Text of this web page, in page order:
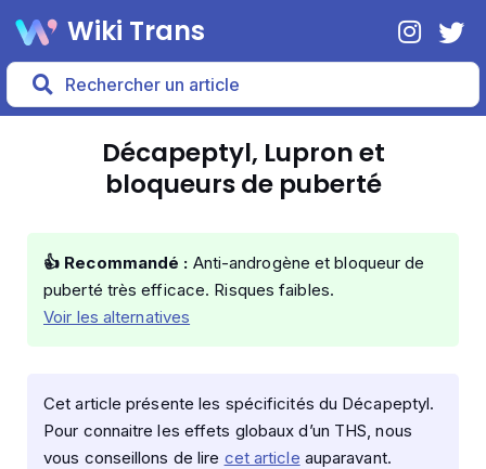
Wiki Trans
Décapeptyl, Lupron et
bloqueurs de puberté
👍 Recommandé : Anti-androgène et bloqueur de
puberté très efficace. Risques faibles.
Voir les alternatives
Cet article présente les spécificités du Décapeptyl.
Pour connaitre les effets globaux d’un THS, nous
vous conseillons de lire cet article auparavant.